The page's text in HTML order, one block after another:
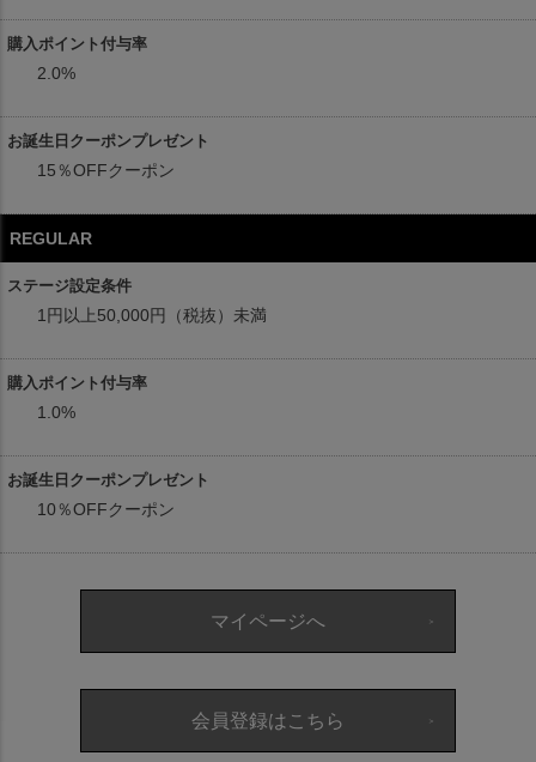
2.0%
15％OFFクーポン
REGULAR
1円以上50,000円（税抜）未満
1.0%
10％OFFクーポン
マイページへ
会員登録はこちら